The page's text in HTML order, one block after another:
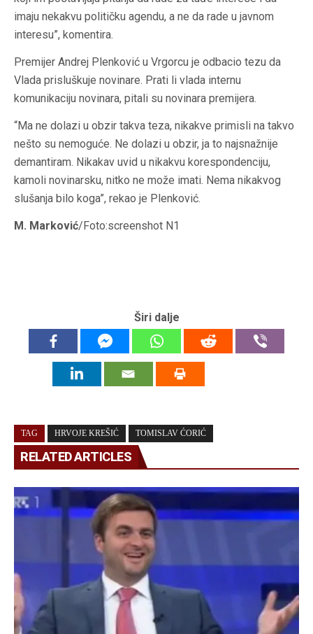
imaju nekakvu političku agendu, a ne da rade u javnom
interesu”, komentira.
Premijer Andrej Plenković u Vrgorcu je odbacio tezu da
Vlada prisluškuje novinare. Prati li vlada internu
komunikaciju novinara, pitali su novinara premijera.
“Ma ne dolazi u obzir takva teza, nikakve primisli na takvo
nešto su nemoguće. Ne dolazi u obzir, ja to najsnažnije
demantiram. Nikakav uvid u nikakvu korespondenciju,
kamoli novinarsku, nitko ne može imati. Nema nikakvog
slušanja bilo koga”, rekao je Plenković.
M. Marković/Foto:screenshot N1
Širi dalje
TAG HRVOJE KREŠIĆ TOMISLAV ĆORIĆ
RELATED ARTICLES